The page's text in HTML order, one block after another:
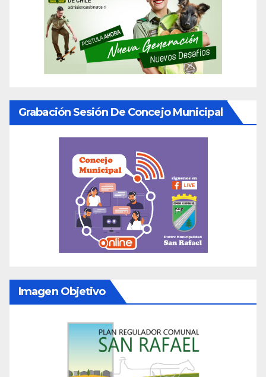
Grabación Sesión De Concejo Municipal
Imagen Objetivo